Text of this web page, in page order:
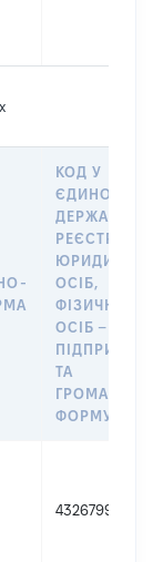
КОД У
ЄДИНОМУ
РЕЄСТРІ
ОСІБ,
ФІЗИЧНИХ
ОСІБ –
ТА
43267994